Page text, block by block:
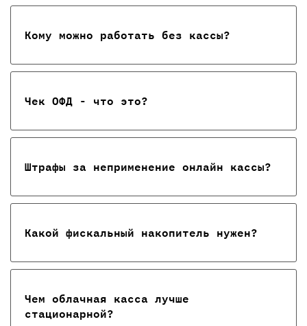
Кому можно работать без кассы?
Чек ОФД - что это?
Штрафы за неприменение онлайн кассы?
Какой фискальный накопитель нужен?
Чем облачная касса лучше
стационарной?